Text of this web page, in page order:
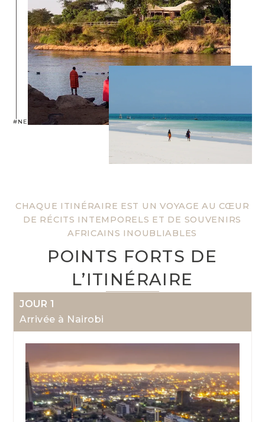
#NEPTUNEXPERIENCE
CHAQUE ITINÉRAIRE EST UN VOYAGE AU CŒUR
DE RÉCITS INTEMPORELS ET DE SOUVENIRS
AFRICAINS INOUBLIABLES
POINTS FORTS DE
L’ITINÉRAIRE
JOUR 1
Arrivée à Nairobi